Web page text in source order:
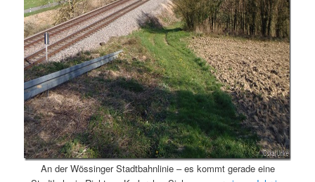
An der Wössinger Stadtbahnlinie – es kommt gerade eine